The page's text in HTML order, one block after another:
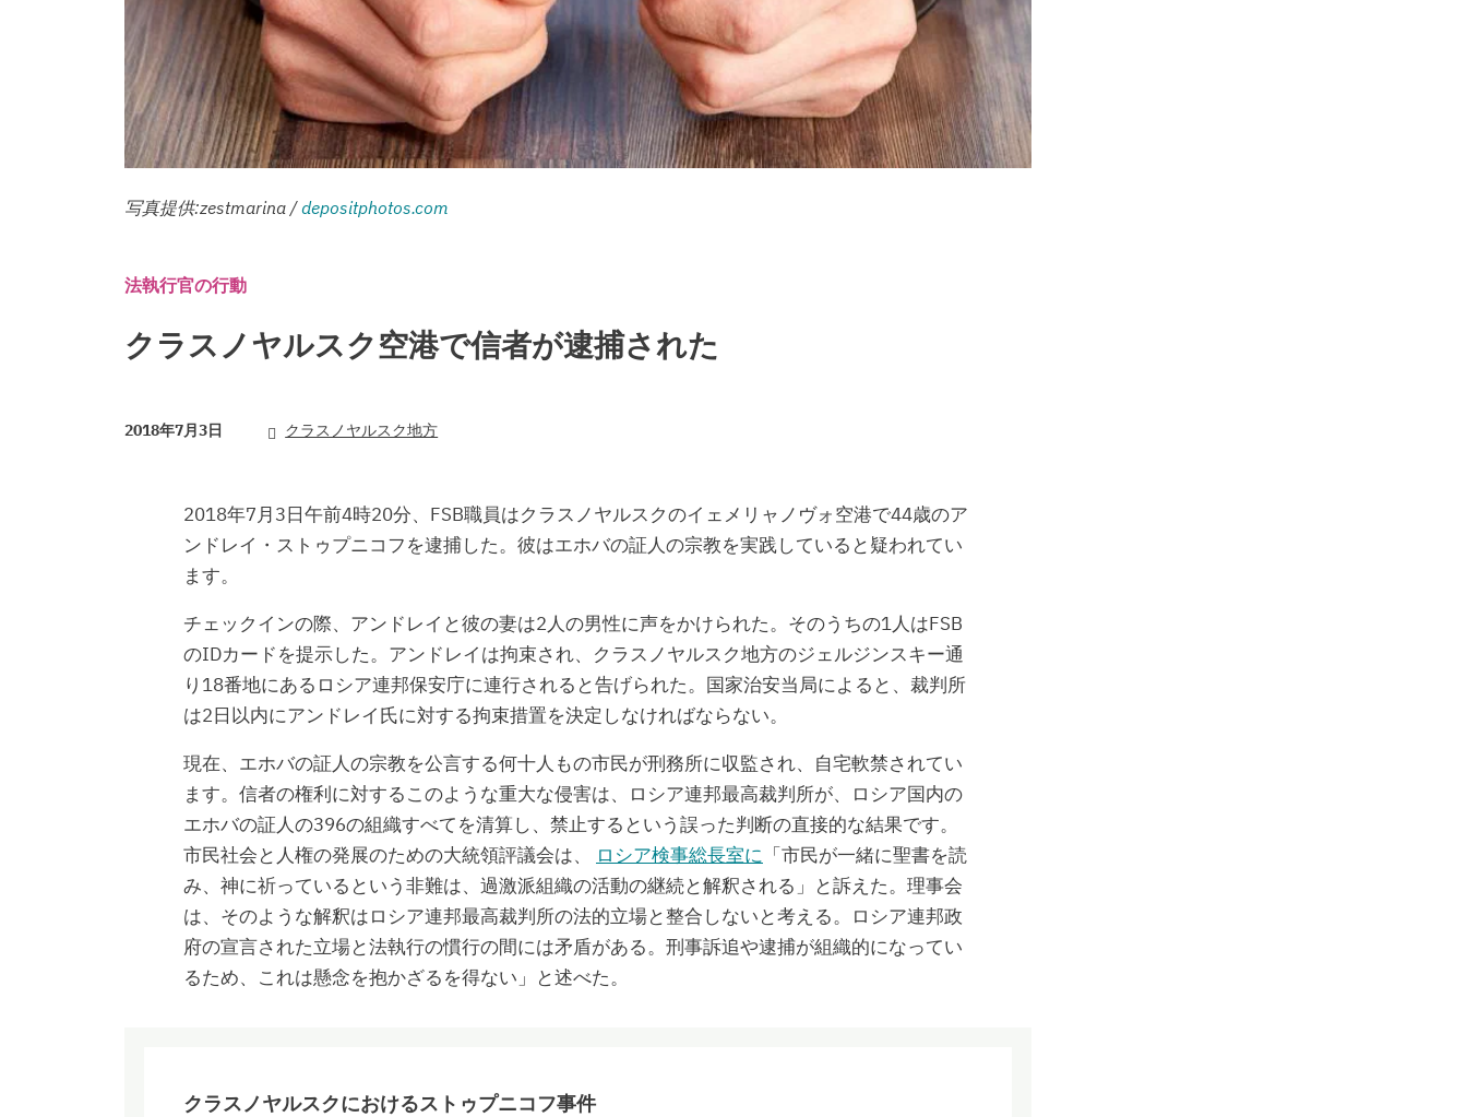
写真提供:zestmarina /depositphotos.com
法執行官の行動
クラスノヤルスク空港で信者が逮捕された
2018年7月3日 クラスノヤルスク地方
2018年7月3日午前4時20分、FSB職員はクラスノヤルスクのイェメリャノヴォ空港で44歳のア
ンドレイ・ストゥプニコフを逮捕した。彼はエホバの証人の宗教を実践していると疑われてい
ます。
チェックインの際、アンドレイと彼の妻は2人の男性に声をかけられた。そのうちの1人はFSB
のIDカードを提示した。アンドレイは拘束され、クラスノヤルスク地方のジェルジンスキー通
り18番地にあるロシア連邦保安庁に連行されると告げられた。国家治安当局によると、裁判所
は2日以内にアンドレイ氏に対する拘束措置を決定しなければならない。
現在、エホバの証人の宗教を公言する何十人もの市民が刑務所に収監され、自宅軟禁されてい
ます。信者の権利に対するこのような重大な侵害は、ロシア連邦最高裁判所が、ロシア国内の
エホバの証人の396の組織すべてを清算し、禁止するという誤った判断の直接的な結果です。
市民社会と人権の発展のための大統領評議会は、
ロシア検事総長室に 「市民が一緒に聖書を読
み、神に祈っているという非難は、過激派組織の活動の継続と解釈される」と訴えた。理事会
は、そのような解釈はロシア連邦最高裁判所の法的立場と整合しないと考える。ロシア連邦政
府の宣言された立場と法執行の慣行の間には矛盾がある。刑事訴追や逮捕が組織的になってい
るため、これは懸念を抱かざるを得ない」と述べた。
クラスノヤルスクにおけるストゥプニコフ事件